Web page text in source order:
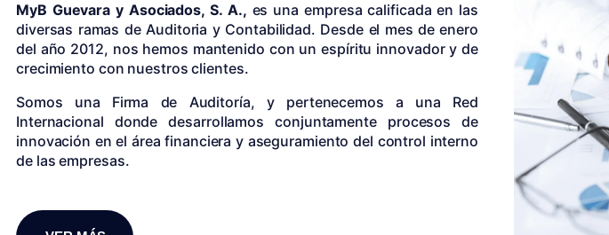
MyB Guevara y Asociados, S. A., es una empresa calificada en las
diversas ramas de Auditoria y Contabilidad. Desde el mes de enero
del año 2012, nos hemos mantenido con un espíritu innovador y de
crecimiento con nuestros clientes.
Somos una Firma de Auditoría, y pertenecemos a una Red
Internacional donde desarrollamos conjuntamente procesos de
innovación en el área financiera y aseguramiento del control interno
de las empresas.